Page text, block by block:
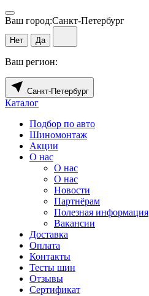
Ваш город:Санкт-Петербург
Нет Да
Ваш регион:
Санкт-Петербург
Каталог
Подбор по авто
Шиномонтаж
Акции
О нас
О нас
О нас
Новости
Партнёрам
Полезная информация
Вакансии
Доставка
Оплата
Контакты
Тесты шин
Отзывы
Сертификат